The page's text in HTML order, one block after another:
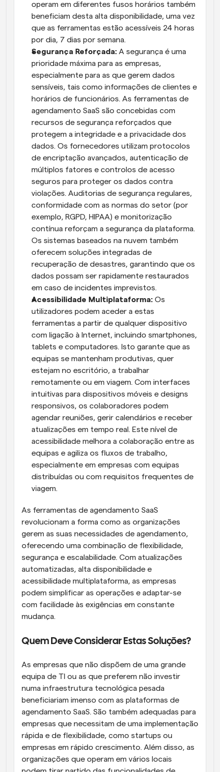
operam em diferentes fusos horários também
beneficiam desta alta disponibilidade, uma vez
que as ferramentas estão acessíveis 24 horas
por dia, 7 dias por semana.
Segurança Reforçada: A segurança é uma
prioridade máxima para as empresas,
especialmente para as que gerem dados
sensíveis, tais como informações de clientes e
horários de funcionários. As ferramentas de
agendamento SaaS são concebidas com
recursos de segurança reforçados que
protegem a integridade e a privacidade dos
dados. Os fornecedores utilizam protocolos
de encriptação avançados, autenticação de
múltiplos fatores e controlos de acesso
seguros para proteger os dados contra
violações. Auditorias de segurança regulares,
conformidade com as normas do setor (por
exemplo, RGPD, HIPAA) e monitorização
contínua reforçam a segurança da plataforma.
Os sistemas baseados na nuvem também
oferecem soluções integradas de
recuperação de desastres, garantindo que os
dados possam ser rapidamente restaurados
em caso de incidentes imprevistos.
Acessibilidade Multiplataforma: Os
utilizadores podem aceder a estas
ferramentas a partir de qualquer dispositivo
com ligação à Internet, incluindo smartphones,
tablets e computadores. Isto garante que as
equipas se mantenham produtivas, quer
estejam no escritório, a trabalhar
remotamente ou em viagem. Com interfaces
intuitivas para dispositivos móveis e designs
responsivos, os colaboradores podem
agendar reuniões, gerir calendários e receber
atualizações em tempo real. Este nível de
acessibilidade melhora a colaboração entre as
equipas e agiliza os fluxos de trabalho,
especialmente em empresas com equipas
distribuídas ou com requisitos frequentes de
viagem.
As ferramentas de agendamento SaaS
revolucionam a forma como as organizações
gerem as suas necessidades de agendamento,
oferecendo uma combinação de flexibilidade,
segurança e escalabilidade. Com atualizações
automatizadas, alta disponibilidade e
acessibilidade multiplataforma, as empresas
podem simplificar as operações e adaptar-se
com facilidade às exigências em constante
mudança.
Quem Deve Considerar Estas Soluções?
As empresas que não dispõem de uma grande
equipa de TI ou as que preferem não investir
numa infraestrutura tecnológica pesada
beneficiariam imenso com as plataformas de
agendamento SaaS. São também adequadas para
empresas que necessitam de uma implementação
rápida e de flexibilidade, como startups ou
empresas em rápido crescimento. Além disso, as
organizações que operam em vários locais